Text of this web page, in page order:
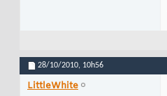
28/10/2010, 10h56
LittleWhite